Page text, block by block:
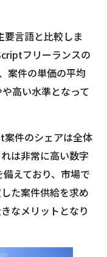
言語と比較しま
フリーランスの
案件の単価の平均
高い水準となって
件のシェアは全体
は非常に高い数字
えており、市場で
た案件供給を求め
なメリットとなり